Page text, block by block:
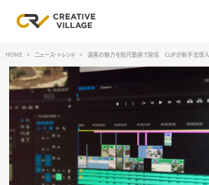
ログイン
RECRUIT
クリエイター求人を探す
HOME ニュース・トレンド 漫画の魅力を短尺動画で発信 CLIPが新手法導入